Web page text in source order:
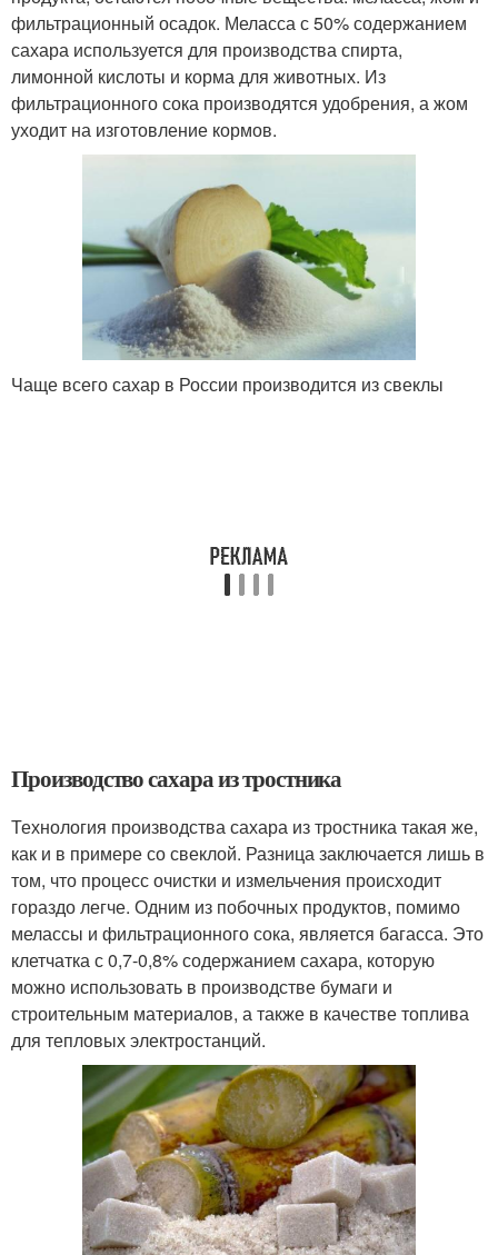
фильтрационный осадок. Меласса с 50% содержанием
сахара используется для производства спирта,
лимонной кислоты и корма для животных. Из
фильтрационного сока производятся удобрения, а жом
уходит на изготовление кормов.
Чаще всего сахар в России производится из свеклы
Производство сахара из тростника
Технология производства сахара из тростника такая же,
как и в примере со свеклой. Разница заключается лишь в
том, что процесс очистки и измельчения происходит
гораздо легче. Одним из побочных продуктов, помимо
мелассы и фильтрационного сока, является багасса. Это
клетчатка с 0,7-0,8% содержанием сахара, которую
можно использовать в производстве бумаги и
строительным материалов, а также в качестве топлива
для тепловых электростанций.